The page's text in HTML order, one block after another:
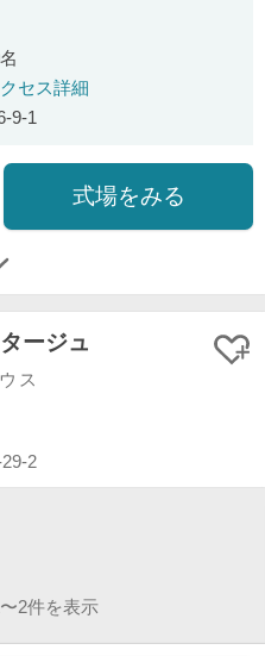
評価
セス詳細
9-1
式場をみる
ージュ
ス
2
2件を表示